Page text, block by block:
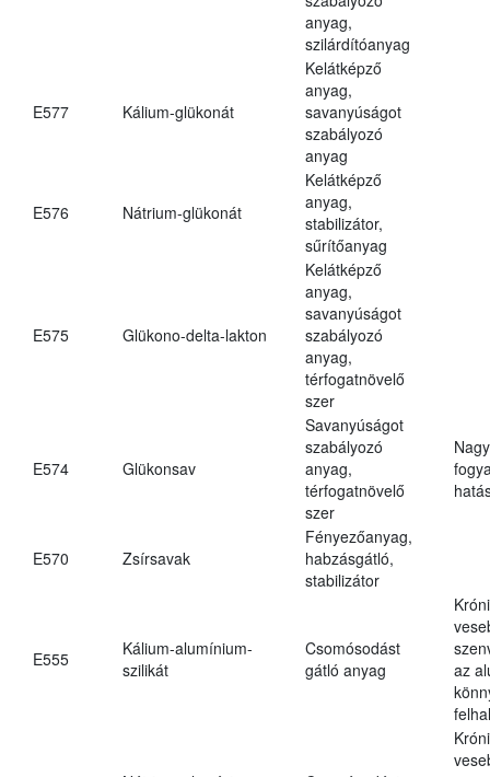
anyag,
szilárdítóanyag
E577 Kálium-glükonát
Kelátképző
anyag,
savanyúságot
szabályozó
anyag
E576 Nátrium-glükonát
Kelátképző
anyag,
stabilizátor,
sűrítőanyag
E575 Glükono-delta-lakton
Kelátképző
anyag,
savanyúságot
szabályozó
anyag,
térfogatnövelő
szer
E574 Glükonsav
Savanyúságot
szabályozó
anyag,
térfogatnövelő
szer
E570 Zsírsavak
Fényezőanyag,
habzásgátló,
stabilizátor
E555
Kálium-alumínium-
szilikát
Csomósodást
gátló anyag
az